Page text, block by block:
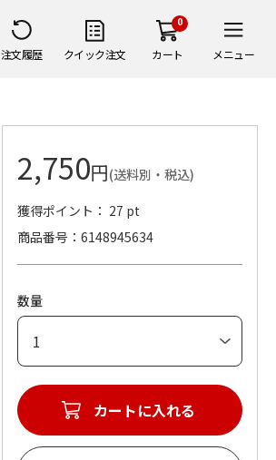
注文履歴 クイック注文
0
カート メニュー
2,750円(送料別・税込)
獲得ポイント： 27 pt
商品番号
6148945634
数量
カートに入れる